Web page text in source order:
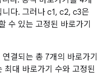
다. 그러나 c1, c2, c3은
수 있는 고정된 바로가기
결되는 총 7개의 바로가기
최대 바로가기 수와 고정된